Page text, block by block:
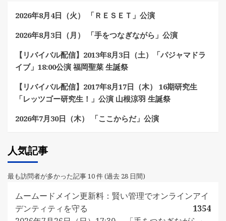
2026年8月4日（火） 「ＲＥＳＥＴ」公演
2026年8月3日（月） 「手をつなぎながら」公演
【リバイバル配信】2013年8月3日（土）「パジャマドラ
イブ」18:00公演 福岡聖菜 生誕祭
【リバイバル配信】2017年8月17日（木） 16期研究生
「レッツゴー研究生！」公演 山根涼羽 生誕祭
2026年7月30日（木） 「ここからだ」公演
人気記事
最も訪問者が多かった記事 10 件 (過去 28 日間)
ムームードメイン更新料：賢い管理でオンラインアイ
デンティティを守る
1354